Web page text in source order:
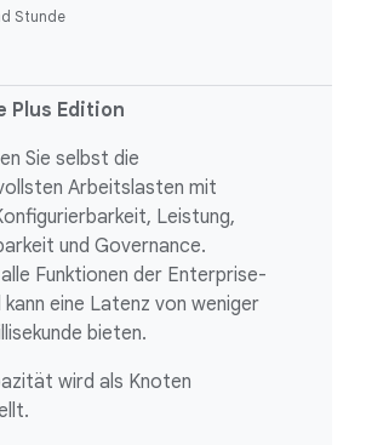
Stunde
Plus Edition
Sie selbst die
Arbeitslasten mit
Leistung,
und Governance.
Funktionen der Enterprise-
kann eine Latenz von weniger
bieten.
wird als Knoten